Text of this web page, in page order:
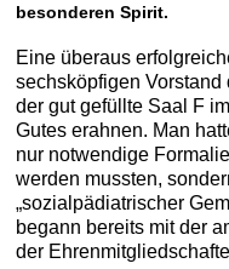
besonderen Spirit.
Eine überaus
sechsköpfigen
der gut gefüllte Saal F
Gutes erahnen. Man
nur notwendige
werden mussten,
„sozialpädiatrischer
begann bereits mit der
der